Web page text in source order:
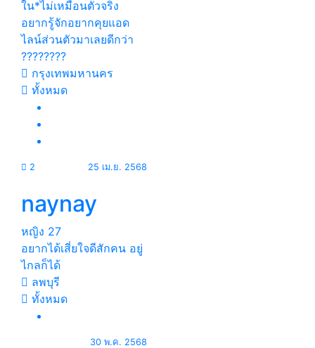
ใน*ไม่เหมือนตัวจริง
อยากรู้จักอยากคุยแอด
ไลน์ส่วนตัวมาเลยดีกว่า
????????
กรุงเทพมหานคร
ทั้งหมด
2 25 เม.ย. 2568
naynay
หญิง 27
อยากได้เสี่ยใจดีสักคน อยู่
ไกลก็ได้
ลพบุรี
ทั้งหมด
30 พ.ค. 2568